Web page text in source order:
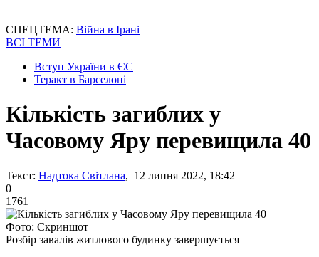
СПЕЦТЕМА: Війна в Ірані
ВСІ ТЕМИ
Вступ України в ЄС
Теракт в Барселоні
Кількість загиблих у
Часовому Яру перевищила 40
Текст: Надтока Світлана, 12 липня 2022, 18:42
0
1761
Фото: Скриншот
Розбір завалів житлового будинку завершується